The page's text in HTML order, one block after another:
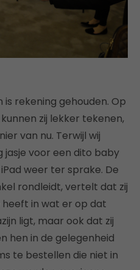
rekening gehouden. Op
zij lekker tekenen,
van nu. Terwijl wij
voor een dito baby
weer ter sprake. De
rondleidt, vertelt dat zij
in wat er op dat
ligt, maar ook dat zij
hen in de gelegenheid
te bestellen die niet in